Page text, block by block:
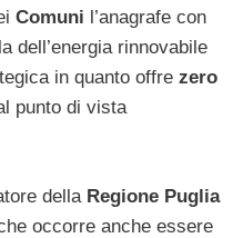
Comuni l’anagrafe con
dell’energia rinnovabile
in quanto offre zero
punto di vista
della Regione Puglia
occorre anche essere